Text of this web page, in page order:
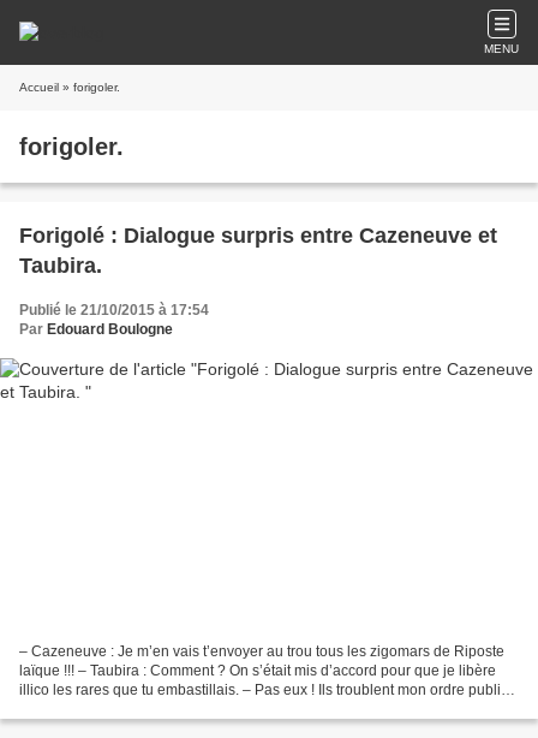
MENU
Accueil » forigoler.
forigoler.
Forigolé : Dialogue surpris entre Cazeneuve et
Taubira.
Publié le 21/10/2015 à 17:54
Par Edouard Boulogne
– Cazeneuve : Je m’en vais t’envoyer au trou tous les zigomars de Riposte
laïque !!! – Taubira : Comment ? On s’était mis d’accord pour que je libère
illico les rares que tu embastillais. – Pas eux ! Ils troublent mon ordre public